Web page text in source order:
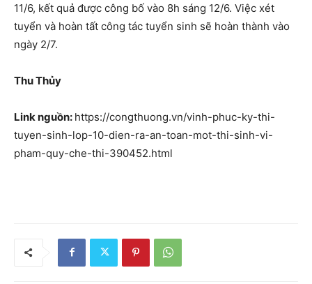
11/6, kết quả được công bố vào 8h sáng 12/6. Việc xét
tuyển và hoàn tất công tác tuyển sinh sẽ hoàn thành vào
ngày 2/7.
Thu Thủy
Link nguồn: https://congthuong.vn/vinh-phuc-ky-thi-
tuyen-sinh-lop-10-dien-ra-an-toan-mot-thi-sinh-vi-
pham-quy-che-thi-390452.html